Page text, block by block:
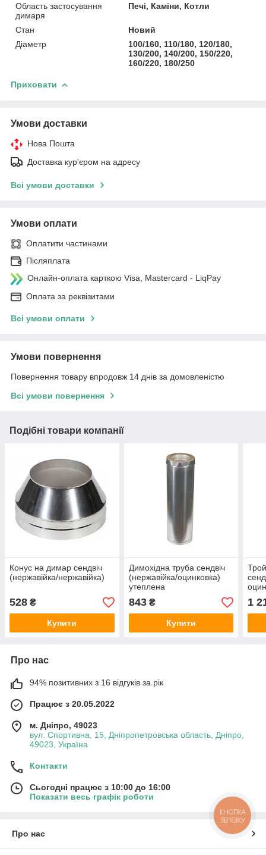
Область застосування
димаря
Печі, Каміни, Котли
Стан
Новий
Діаметр
100/160, 110/180, 120/180,
130/200, 140/200, 150/220,
160/220, 180/250
Приховати
Умови доставки
Нова Пошта
Доставка кур'єром на адресу
Всі умови доставки
Умови оплати
Оплатити частинами
Післяплата
Онлайн-оплата карткою Visa, Mastercard - LiqPay
Оплата за реквізитами
Всі умови оплати
Умови повернення
Повернення товару впродовж 14 днів за домовленістю
Всі умови повернення
Подібні товари компанії
Конус на димар сендвіч
(нержавійка/нержавійка)
528 ₴
Купити
Димохідна труба сендвіч
(нержавійка/оцинковка)
утеплена
843₴
Купити
1
Про нас
94% позитивних з 16 відгуків за рік
Працює з 20.05.2022
м. Дніпро, 49023
вул. Спортивна, 15, Дніпропетровська область, Дніпро,
49023, Україна
Контакти
Сьогодні працює з 10:00 до 16:00
Показати весь графік роботи
Про нас
КНОПКА
ЗВ'ЯЗКУ